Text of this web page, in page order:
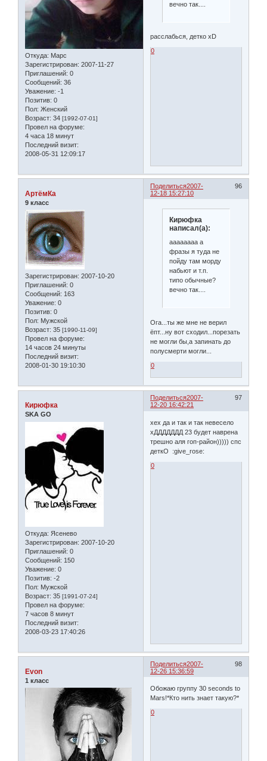
Откуда: Марс
Зарегистрирован: 2007-11-27
Приглашений: 0
Сообщений: 36
Уважение: -1
Позитив: 0
Пол: Женский
Возраст: 34 [1992-07-01]
Провел на форуме:
4 часа 18 минут
Последний визит:
2008-05-31 12:09:17
вечно так....
расслабься, детко xD
0
Поделиться 96
2007-
12-18 15:27:10
АртёмКа
9 класс
Зарегистрирован: 2007-10-20
Приглашений: 0
Сообщений: 163
Уважение: 0
Позитив: 0
Пол: Мужской
Возраст: 35 [1990-11-09]
Провел на форуме:
14 часов 24 минуты
Последний визит:
2008-01-30 19:10:30
Кирюфка
написал(а):
аааааааа а
фразы я туда не
пойду там морду
набьют и т.п.
типо обычные?
вечно так....
Ога...ты же мне не верил
ёпт...ну вот сходил...порезать
не могли бы,а запинать до
полусмерти могли...
0
Поделиться 97
2007-
12-20 16:42:21
Кирюфка
SKA GO
Откуда: Ясенево
Зарегистрирован: 2007-10-20
Приглашений: 0
Сообщений: 150
Уважение: 0
Позитив: -2
Пол: Мужской
Возраст: 35 [1991-07-24]
Провел на форуме:
7 часов 8 минут
Последний визит:
2008-03-23 17:40:26
хех да и так и так невесело
хДДДДДДД 23 будет наврена
трешно аля гоп-район))))) спс
деткО :give_rose:
0
Поделиться 98
2007-
12-26 15:36:59
Evon
1 класс
Обожаю группу 30 seconds to
Mars!*Кто нить знает такую?*
0